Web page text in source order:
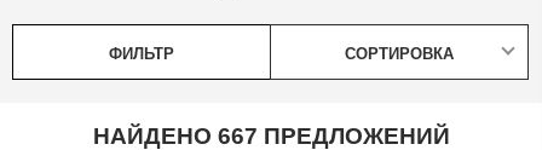
ФИЛЬТР СОРТИРОВКА
НАЙДЕНО 667 ПРЕДЛОЖЕНИЙ